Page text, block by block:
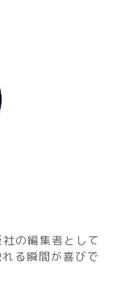
の編集者として
る瞬間が喜びで